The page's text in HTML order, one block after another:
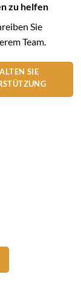
zu helfen
Sie
Team.
SIE